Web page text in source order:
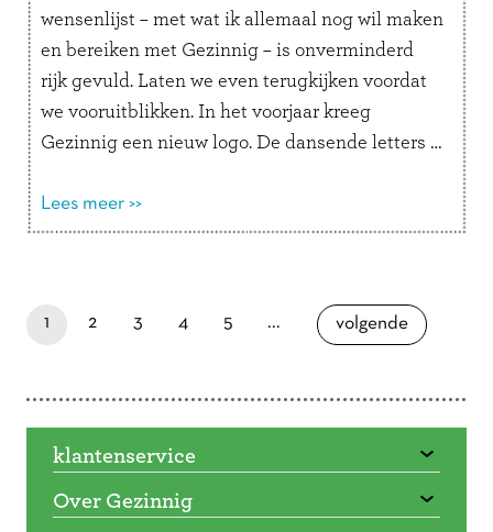
wensenlijst – met wat ik allemaal nog wil maken
en bereiken met Gezinnig – is onverminderd
rijk gevuld. Laten we even terugkijken voordat
we vooruitblikken. In het voorjaar kreeg
Gezinnig een nieuw logo. De dansende letters …
Lees meer >>
paginapage 1 of 7
je bent nu op pagina
1 pagina
2 pagina
3 pagina
4 pagina
5 ... volgende
pagina
laatste pagina
klantenservice
Over Gezinnig